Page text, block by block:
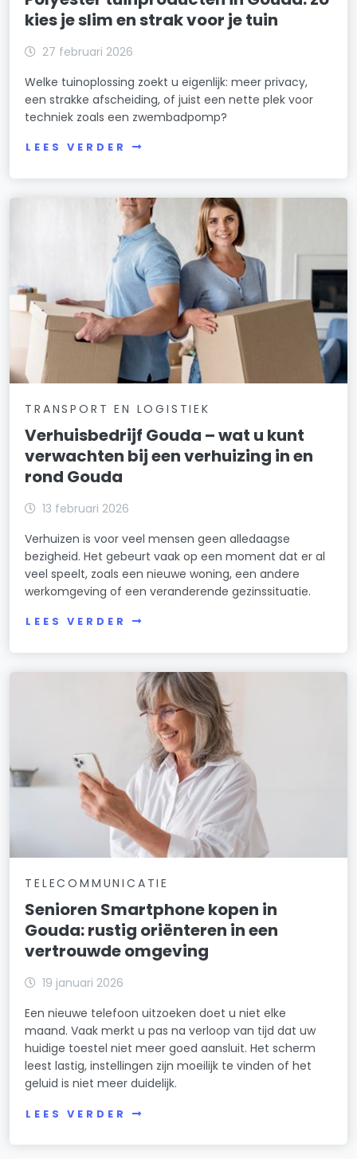
kies je slim en strak voor je tuin
27 februari 2026
Welke tuinoplossing zoekt u eigenlijk: meer privacy,
een strakke afscheiding, of juist een nette plek voor
techniek zoals een zwembadpomp?
LEES VERDER
TRANSPORT EN LOGISTIEK
Verhuisbedrijf Gouda – wat u kunt
verwachten bij een verhuizing in en
rond Gouda
13 februari 2026
Verhuizen is voor veel mensen geen alledaagse
bezigheid. Het gebeurt vaak op een moment dat er al
veel speelt, zoals een nieuwe woning, een andere
werkomgeving of een veranderende gezinssituatie.
LEES VERDER
TELECOMMUNICATIE
Senioren Smartphone kopen in
Gouda: rustig oriënteren in een
vertrouwde omgeving
19 januari 2026
Een nieuwe telefoon uitzoeken doet u niet elke
maand. Vaak merkt u pas na verloop van tijd dat uw
huidige toestel niet meer goed aansluit. Het scherm
leest lastig, instellingen zijn moeilijk te vinden of het
geluid is niet meer duidelijk.
LEES VERDER